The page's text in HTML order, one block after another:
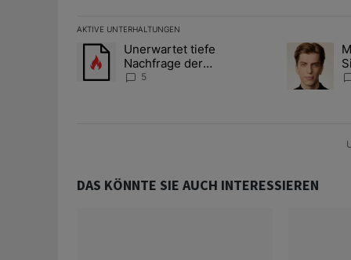
AKTIVE UNTERHALTUNGEN
Das Folgende ist eine Liste der am meisten
Ein Trendartikel mit dem Titel "Unerwartet tiefe
Unerwartet tiefe
Nachfrage der
Zentralbanken könnte
5
Ein
DAS KÖNNTE SIE AUCH INTERESSIEREN